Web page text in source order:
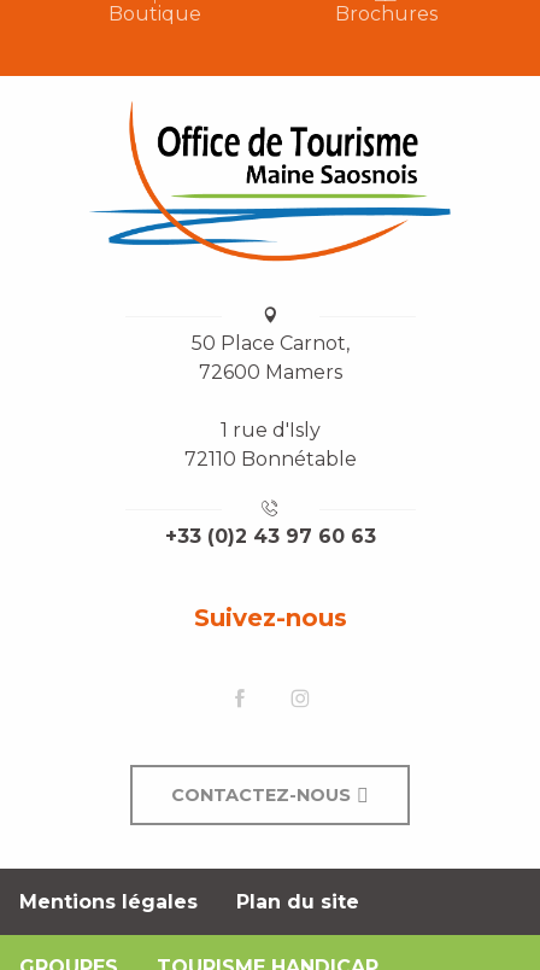
Boutique Brochures
50 Place Carnot,
72600 Mamers
1 rue d'Isly
72110 Bonnétable
+33 (0)2 43 97 60 63
Suivez-nous
CONTACTEZ-NOUS
Mentions légales Plan du site